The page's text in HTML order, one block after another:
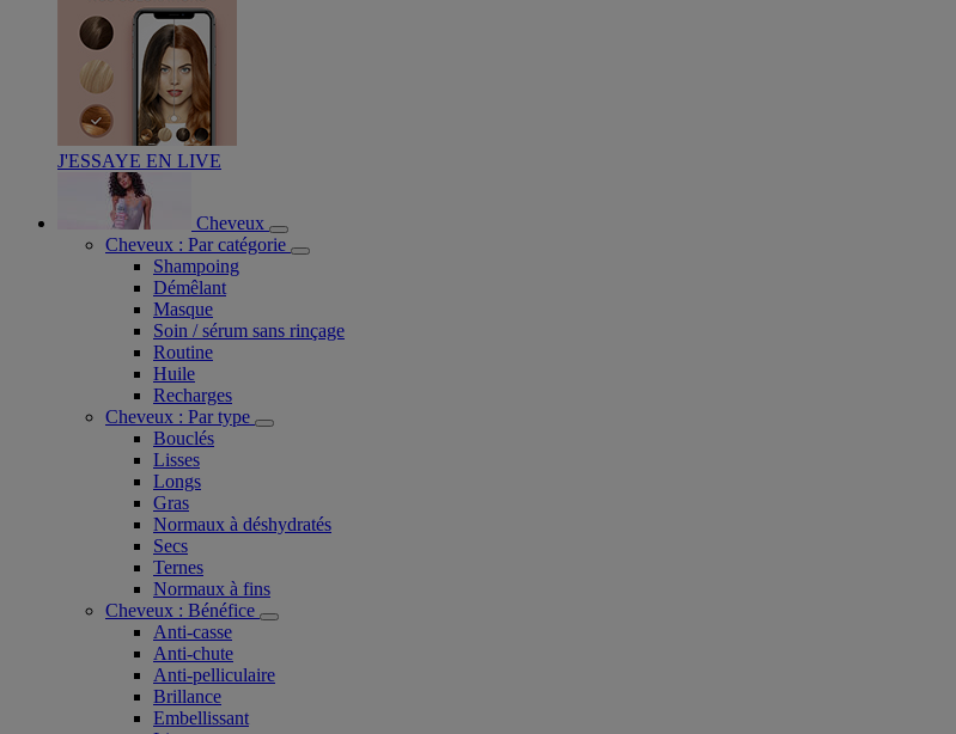
J'ESSAYE EN LIVE
Cheveux
Cheveux : Par catégorie
Shampoing
Démêlant
Masque
Soin / sérum sans rinçage
Routine
Huile
Recharges
Cheveux : Par type
Bouclés
Lisses
Longs
Gras
Normaux à déshydratés
Secs
Ternes
Normaux à fins
Cheveux : Bénéfice
Anti-casse
Anti-chute
Anti-pelliculaire​
Brillance
Embellissant